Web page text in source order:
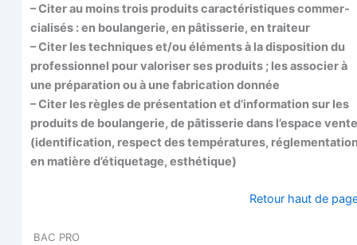
– Citer au moins trois pro­duits carac­té­ris­tiques com­mer­
cia­li­sés : en bou­lan­ge­rie, en pâtis­se­rie, en traiteur
– Citer les tech­niques et/ou élé­ments à la dis­po­si­tion du
pro­fes­sion­nel pour valo­ri­ser ses pro­duits ; les asso­cier à
une pré­pa­ra­tion ou à une fabri­ca­tion donnée
– Citer les règles de pré­sen­ta­tion et d’information sur les
pro­duits de bou­lan­ge­rie, de pâtis­se­rie dans l’espace vente
(iden­ti­fi­ca­tion, res­pect des tem­pé­ra­tures,
en matière d’é­ti­que­tage, esthétique)
Retour haut de
BAC PRO